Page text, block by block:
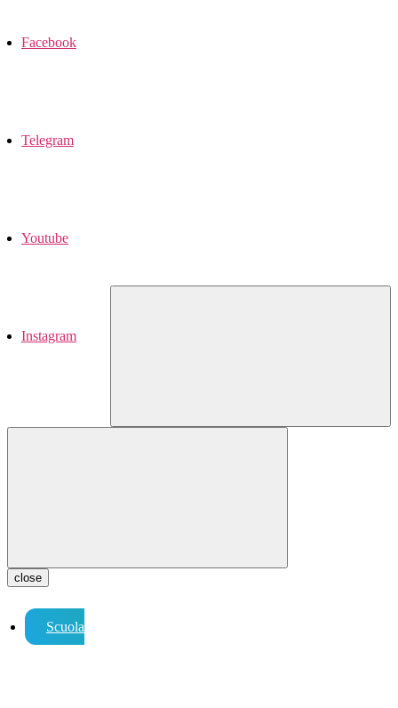
Facebook
Telegram
Youtube
Instagram
close
Scuola